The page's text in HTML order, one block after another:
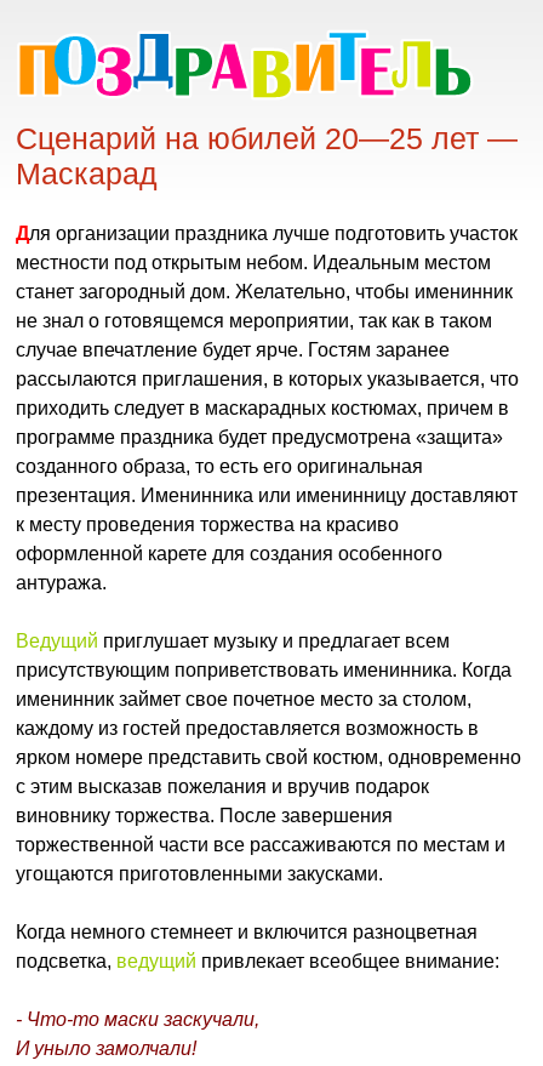
Сценарий на юбилей 20—25 лет —
Маскарад
Для организации праздника лучше подготовить участок
местности под открытым небом. Идеальным местом
станет загородный дом. Желательно, чтобы именинник
не знал о готовящемся мероприятии, так как в таком
случае впечатление будет ярче. Гостям заранее
рассылаются приглашения, в которых указывается, что
приходить следует в маскарадных костюмах, причем в
программе праздника будет предусмотрена «защита»
созданного образа, то есть его оригинальная
презентация. Именинника или именинницу доставляют
к месту проведения торжества на красиво
оформленной карете для создания особенного
антуража.
Ведущий приглушает музыку и предлагает всем
присутствующим поприветствовать именинника. Когда
именинник займет свое почетное место за столом,
каждому из гостей предоставляется возможность в
ярком номере представить свой костюм, одновременно
с этим высказав пожелания и вручив подарок
виновнику торжества. После завершения
торжественной части все рассаживаются по местам и
угощаются приготовленными закусками.
Когда немного стемнеет и включится разноцветная
подсветка, ведущий привлекает всеобщее внимание:
- Что-то маски заскучали,
И уныло замолчали!